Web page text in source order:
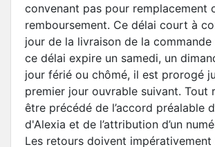
convenant pas pour remplacement
remboursement. Ce délai court à
jour de la livraison de la commande
ce délai expire un samedi, un
jour férié ou chômé, il est prorogé
premier jour ouvrable suivant. Tout
être précédé de l’accord préalable
d'Alexia et de l’attribution d’un
Les retours doivent impérativement